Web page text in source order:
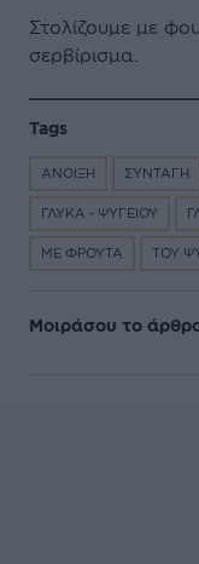
Στολίζουμε με
σερβίρισμα.
Tags
ΑΝΟΙΞΗ ΣΥΝΤΑΓΗ
ΓΛΥΚΑ - ΨΥΓΕΙΟΥ
ΜΕ ΦΡΟΥΤΑ ΤΟΥ
Μοιράσου το